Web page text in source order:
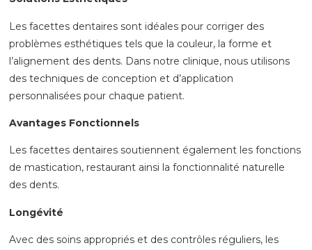
Les facettes dentaires sont idéales pour corriger des
problèmes esthétiques tels que la couleur, la forme et
l’alignement des dents. Dans notre clinique, nous utilisons
des techniques de conception et d’application
personnalisées pour chaque patient.
Avantages Fonctionnels
Les facettes dentaires soutiennent également les fonctions
de mastication, restaurant ainsi la fonctionnalité naturelle
des dents.
Longévité
Avec des soins appropriés et des contrôles réguliers, les